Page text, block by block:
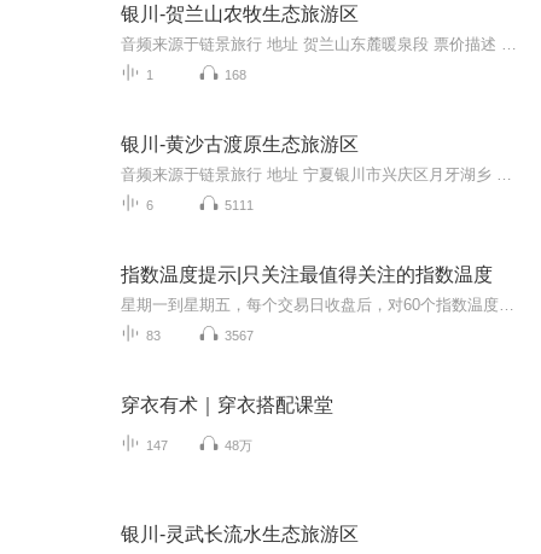
银川-贺兰山农牧生态旅游区
1 168
银川-黄沙古渡原生态旅游区
6 5111
指数温度提示|只关注最值得关注的指数温度
83 3567
穿衣有术｜穿衣搭配课堂
147 48万
银川-灵武长流水生态旅游区